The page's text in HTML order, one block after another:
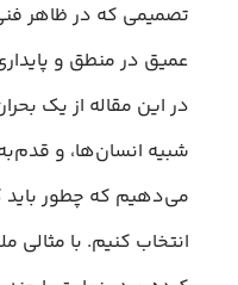
تصمیمی که در ظاهر
عمیق در منطق و
در این مقاله از یک
شبیه انسان‌ها، و
انتخاب کنیم. با